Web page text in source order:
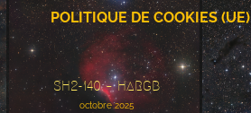
POLITIQUE DE COOKIES (UE)
SH2-140 – HaRGB
SH2-140 – HaRGB
octobre 2025